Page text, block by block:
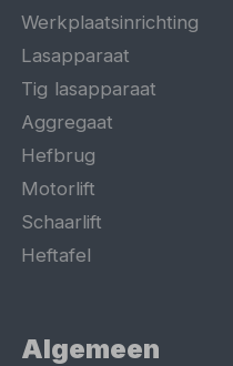
Werkplaatsinrichting
Lasapparaat
Tig lasapparaat
Aggregaat
Hefbrug
Motorlift
Schaarlift
Heftafel
Algemeen